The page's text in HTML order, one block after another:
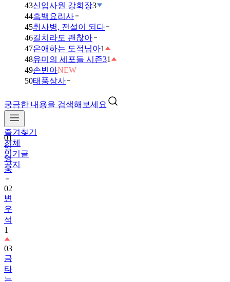
43신입사원 강회장3
44흑백요리사
45취사병, 전설이 되다
46길치라도 괜찮아
47은애하는 도적님아1
48유미의 세포들 시즌31
49손빈아NEW
50태풍상사
궁금한 내용을 검색해보세요
즐겨찾기
전체
인기글
공지
01
임
영
웅
02
변
우
석
1
03
금
타
는